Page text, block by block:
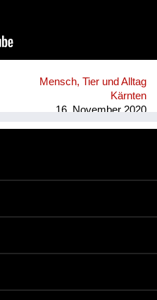
Mensch, Tier und Alltag
Kärnten
16. November 2020